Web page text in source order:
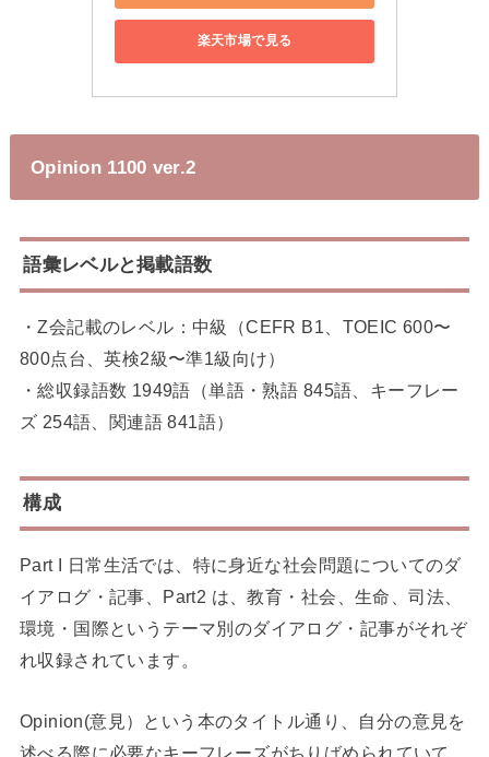
楽天市場で見る
Opinion 1100 ver.2
語彙レベルと掲載語数
・Z会記載のレベル：中級（CEFR B1、TOEIC 600〜
800点台、英検2級〜準1級向け）
・総収録語数 1949語（単語・熟語 845語、キーフレー
ズ 254語、関連語 841語）
構成
Part I 日常生活では、特に身近な社会問題についてのダ
イアログ・記事、Part2 は、教育・社会、生命、司法、
環境・国際というテーマ別のダイアログ・記事がそれぞ
れ収録されています。
Opinion(意見）という本のタイトル通り、自分の意見を
述べる際に必要なキーフレーズがちりばめられていて、